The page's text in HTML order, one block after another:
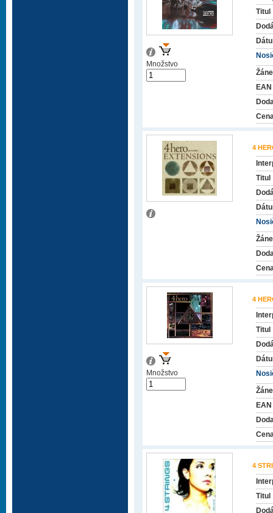
Titul
EAN
Množstvo
4
Titul
4
Titul
EAN
Množstvo
4
Titul